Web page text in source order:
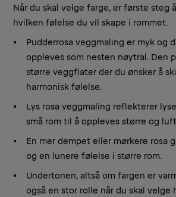
Når du skal velge farge, er første steg
hvilken følelse du vil skape i rommet.
Pudderrosa veggmaling er myk og
oppleves som nesten nøytral. Den
større veggflater der du ønsker å
harmonisk følelse.
Lys rosa veggmaling reflekterer
små rom til å oppleves større og
En mer dempet eller mørkere rosa
og en lunere følelse i større rom.
Undertonen, altså om fargen er
også en stor rolle når du skal velge